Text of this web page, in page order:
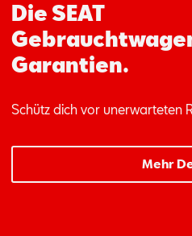
Die SEAT
Garantien.
Schütz dich vor unerwarteten
Mehr